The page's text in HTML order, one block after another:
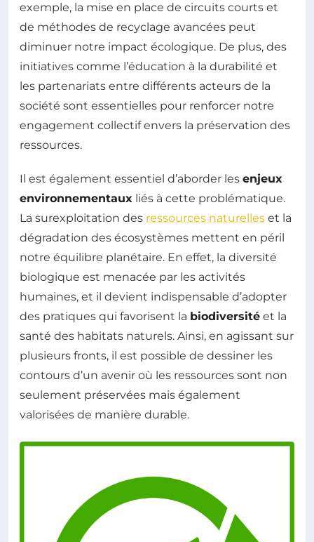
exemple, la mise en place de circuits courts et
de méthodes de recyclage avancées peut
diminuer notre impact écologique. De plus, des
initiatives comme l’éducation à la durabilité et
les partenariats entre différents acteurs de la
société sont essentielles pour renforcer notre
engagement collectif envers la préservation des
ressources.
Il est également essentiel d’aborder les enjeux
environnementaux liés à cette problématique.
La surexploitation des ressources naturelles et la
dégradation des écosystèmes mettent en péril
notre équilibre planétaire. En effet, la diversité
biologique est menacée par les activités
humaines, et il devient indispensable d’adopter
des pratiques qui favorisent la biodiversité et la
santé des habitats naturels. Ainsi, en agissant sur
plusieurs fronts, il est possible de dessiner les
contours d’un avenir où les ressources sont non
seulement préservées mais également
valorisées de manière durable.